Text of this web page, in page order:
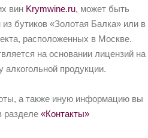
вин Krymwine.ru, может быть
бутиков «Золотая Балка» или в
расположенных в Москве.
на основании лицензий на
алкогольной продукции.
а также иную информацию вы
разделе «Контакты»